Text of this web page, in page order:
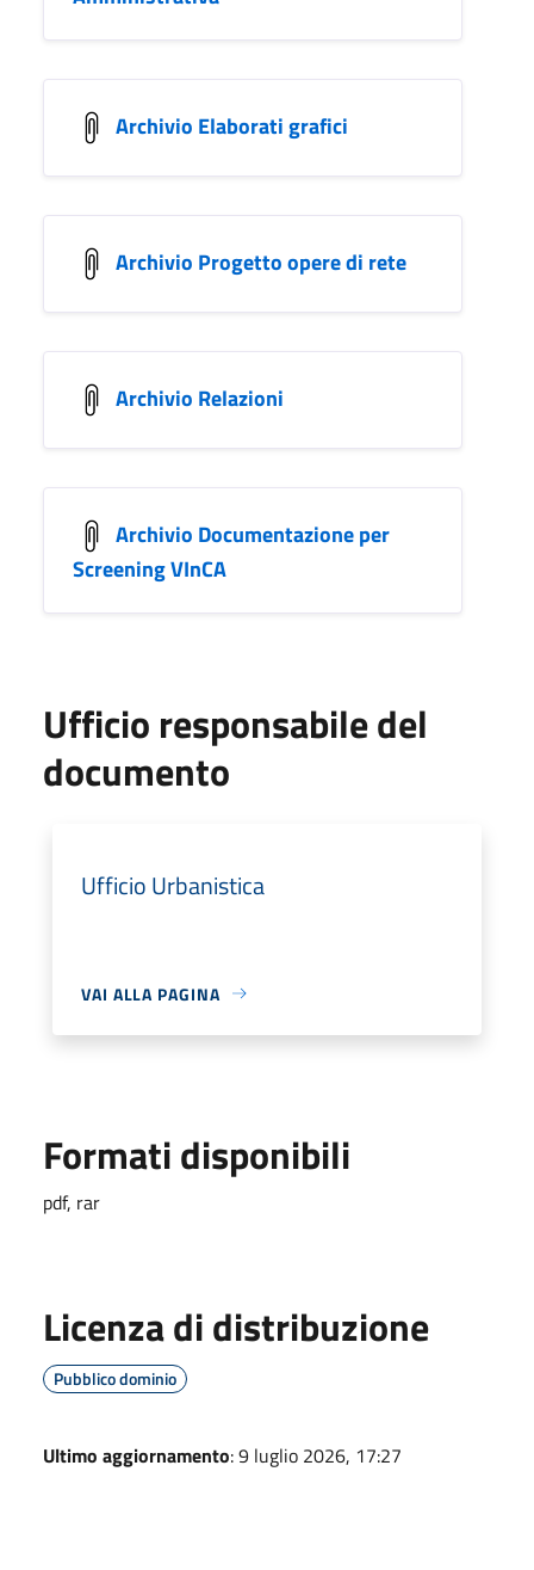
Archivio Elaborati grafici
Archivio Progetto opere di rete
Archivio Relazioni
Archivio Documentazione per
Screening VInCA
Ufficio responsabile del
documento
Ufficio Urbanistica
VAI ALLA PAGINA
Formati disponibili
pdf, rar
Licenza di distribuzione
Pubblico dominio
Ultimo aggiornamento: 9 luglio 2026, 17:27